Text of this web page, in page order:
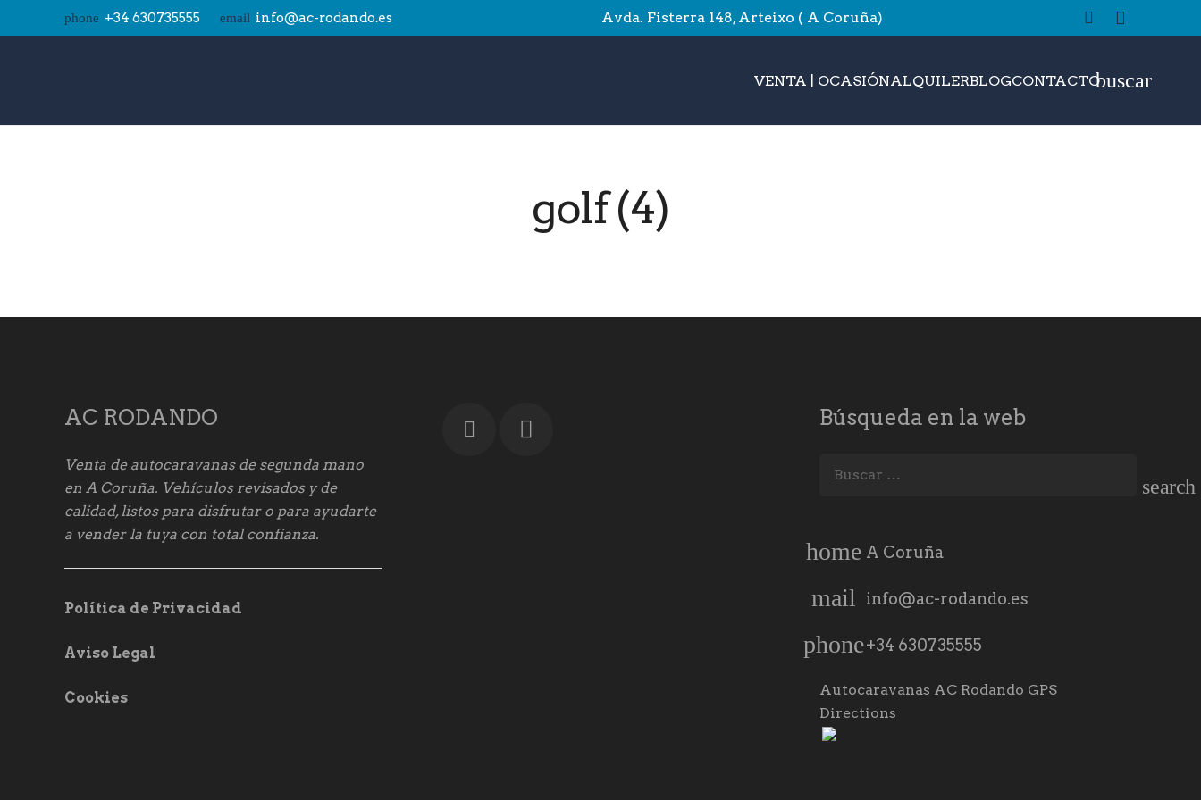
phone +34 630735555 email info@ac-rodando.es Avda. Fisterra 148, Arteixo ( A Coruña)
VENTA | OCASIÓNALQUILERBLOGCONTACTObuscar
golf (4)
AC RODANDO
Venta de autocaravanas de segunda mano
en A Coruña. Vehículos revisados y de
calidad, listos para disfrutar o para ayudarte
a vender la tuya con total confianza.
Política de Privacidad
Aviso Legal
Cookies
Búsqueda en la web
home A Coruña
mail info@ac-rodando.es
phone+34 630735555
Autocaravanas AC Rodando GPS
Directions